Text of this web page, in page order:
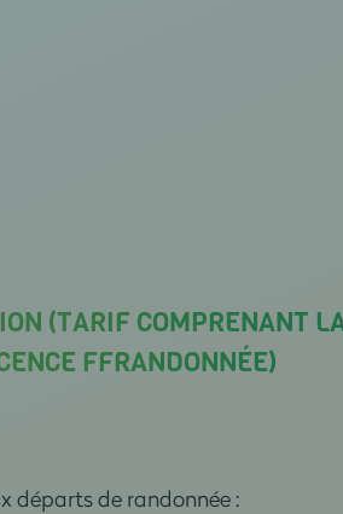
(TARIF COMPRENANT
FFRANDONNÉE)
départs de randonnée :